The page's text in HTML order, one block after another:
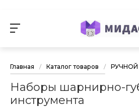
Главная / Каталог товаров / РУЧНОЙ
Наборы шарнирно-
инструмента